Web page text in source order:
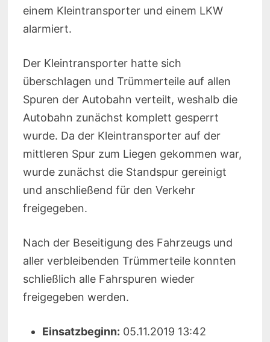
einem Kleintransporter und einem LKW
alarmiert.
Der Kleintransporter hatte sich
überschlagen und Trümmerteile auf allen
Spuren der Autobahn verteilt, weshalb die
Autobahn zunächst komplett gesperrt
wurde. Da der Kleintransporter auf der
mittleren Spur zum Liegen gekommen war,
wurde zunächst die Standspur gereinigt
und anschließend für den Verkehr
freigegeben.
Nach der Beseitigung des Fahrzeugs und
aller verbleibenden Trümmerteile konnten
schließlich alle Fahrspuren wieder
freigegeben werden.
Einsatzbeginn: 05.11.2019 13:42